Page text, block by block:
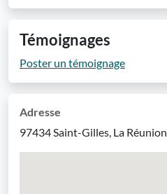
Témoignages
Poster un témoignage
Adresse
97434 Saint-Gilles, La Réunion